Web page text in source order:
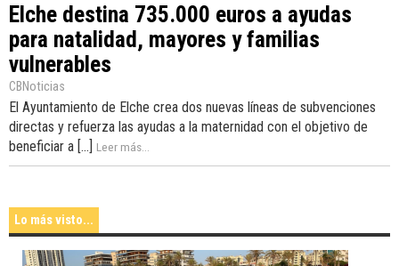
Elche destina 735.000 euros a ayudas
para natalidad, mayores y familias
vulnerables
CBNoticias
El Ayuntamiento de Elche crea dos nuevas líneas de subvenciones
directas y refuerza las ayudas a la maternidad con el objetivo de
beneficiar a [...] Leer más...
Lo más visto...